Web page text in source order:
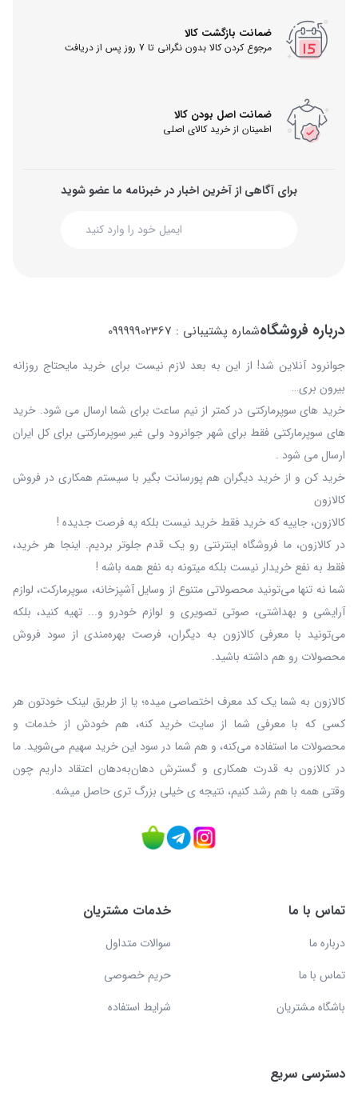
ضمانت بازگشت کالا
مرجوع کردن کالا بدون نگرانی تا 7 روز پس از دریافت
ضمانت اصل بودن کالا
اطمینان از خرید کالای اصلی
برای آگاهی از آخرین اخبار در خبرنامه ما عضو شوید
درباره فروشگاهشماره پشتیبانی : 09999902367
جوانرود آنلاین شد! از این به بعد لازم نیست برای خرید مایحتاج روزانه
بیرون بری…
خرید های سوپرمارکتی در کمتر از نیم ساعت برای شما ارسال می شود. خرید
های سوپرمارکتی فقط برای شهر جوانرود ولی غیر سوپرمارکتی برای کل ایران
ارسال می شود .
خرید کن و از خرید دیگران هم پورسانت بگیر با سیستم همکاری در فروش
کالازون
کالازون، جاییه که خرید فقط خرید نیست بلکه یه فرصت جدیده !
در کالازون، ما فروشگاه اینترنتی رو یک قدم جلوتر بردیم. اینجا هر خرید،
فقط به نفع خریدار نیست بلکه میتونه به نفع همه باشه !
شما نه‌ تنها می‌تونید محصولاتی متنوع از وسایل آشپزخانه، سوپرمارکت، لوازم
آرایشی و بهداشتی، صوتی تصویری و لوازم خودرو و... تهیه کنید، بلکه
می‌تونید با معرفی کالازون به دیگران، فرصت بهره‌مندی از سود فروش
محصولات رو هم داشته باشید.
کالازون به شما یک کد معرف اختصاصی میده؛ یا از طریق لینک خودتون هر
کسی که با معرفی شما از سایت خرید کنه، هم خودش از خدمات و
محصولات ما استفاده می‌کنه، و هم شما در سود این خرید سهیم می‌شوید. ما
در کالازون به قدرت همکاری و گسترش دهان‌به‌دهان اعتقاد داریم چون
وقتی همه با هم رشد کنیم، نتیجه ی خیلی بزرگ‌ تری حاصل میشه.
تماس با ما
درباره ما
تماس با ما
باشگاه مشتریان
خدمات مشتریان
سوالات متداول
حریم خصوصی
شرایط استفاده
دسترسی سریع